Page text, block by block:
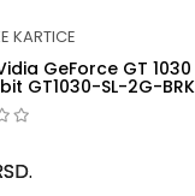
KARTICE
GeForce GT 1030
GT1030-SL-2G-BRK